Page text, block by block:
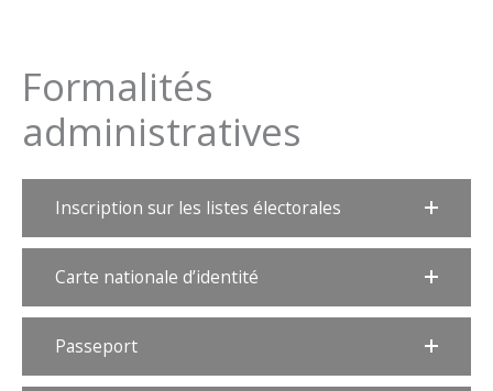
Formalités
administratives
Inscription sur les listes électorales
Carte nationale d’identité
Passeport